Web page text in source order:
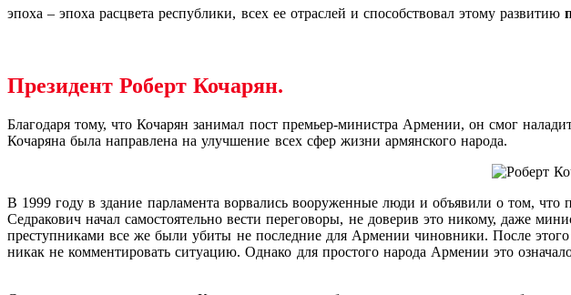
эпоха – эпоха расцвета республики, всех ее отраслей и способствовал этому развитию
Президент Роберт Кочарян.
Благодаря тому, что Кочарян занимал пост премьер-министра Армении, он смог
Кочаряна была направлена на улучшение всех сфер жизни армянского народа.
В 1999 году в здание парламента ворвались вооруженные люди и объявили о том, что
Седракович начал самостоятельно вести переговоры, не доверив это никому, даже
преступниками все же были убиты не последние для Армении чиновники. После этого
никак не комментировать ситуацию. Однако для простого народа Армении это